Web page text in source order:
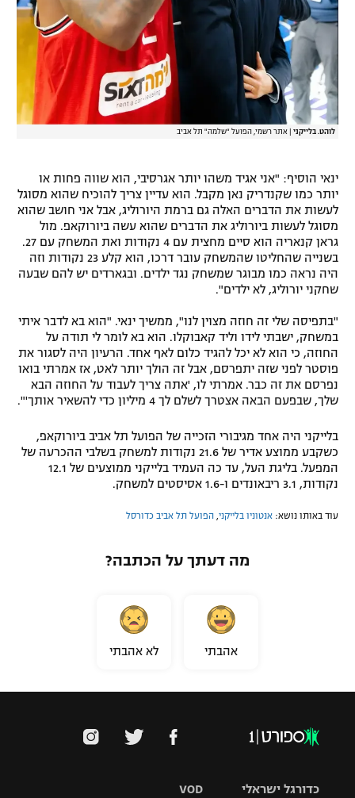
לוהט. בלייקני אתר רשמי, הפועל "שלמה" תל אביב
ינאי הוסיף: "אני אגיד משהו יותר אגרסיבי, הוא שווה פחות או
יותר כמו שקנדריק נאן מקבל. הוא עדיין צריך להוכיח שהוא מסוגל
לעשות את הדברים האלה גם ברמת היורוליג, אבל אני חושב שהוא
מסוגל לעשות ביורוליג את הדברים שהוא עשה ביורוקאפ. מול
גראן קנאריה הוא סיים מחצית עם 4 נקודות ואת המשחק עם 27.
בשנייה שהחליטו שהמשחק עובר דרכו, הוא קלע 23 נקודות וזה
היה נראה כמו מבוגר שמשחק נגד ילדים. ובגארדים יש להם שבעה
שחקני יורוליג, לא ילדים".
"בתפיסה שלי זה חוזה מצוין לנו", ממשיך ינאי. "הוא בא לדבר איתי
במשחק, ישבתי לידו וליד קאבוקלו. הוא בא לומר לי תודה על
החוזה, כי הוא לא יכל להגיד כלום לאף אחד. הרעיון היה לסגור את
פוסטר לפני שזה יתפרסם, אבל זה הולך יותר לאט, אז אמרתי בואו
נפרסם את זה כבר. אמרתי לו, 'אתה צריך לעבוד על החוזה הבא
שלך, שבפעם הבאה אצטרך לשלם לך 4 מיליון כדי להשאיר אותך'".
בלייקני היה אחד מגיבורי הזכייה של הפועל תל אביב ביורוקאפ,
כשקבע ממוצע אדיר של 21.6 נקודות למשחק בשלבי ההכרעה של
המפעל. בליגת העל, עד כה העמיד בלייקני ממוצעים של 12.1
נקודות, 3.1 ריבאונדים ו-1.6 אסיסטים למשחק.
עוד באותו נושא: אנטוניו בלייקני הפועל תל אביב כדורסל
מה דעתך על הכתבה?
אהבתי לא אהבתי
VOD כדורגל ישראלי